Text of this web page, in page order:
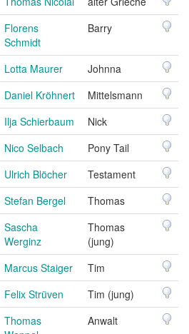
Florens
Schmidt
Barry
Lotta Maurer
Johnna
Daniel Kröhnert
Mittelsmann
Ilja Schierbaum
Nick
Nico Selbach
Pony Tail
Ulrich Blöcher
Testament
Stefan Bergel
Thomas
Sascha
Werginz
Thomas
(jung)
Marcus Staiger
Tim
Felix Strüven
Tim (jung)
Thomas
Anwalt